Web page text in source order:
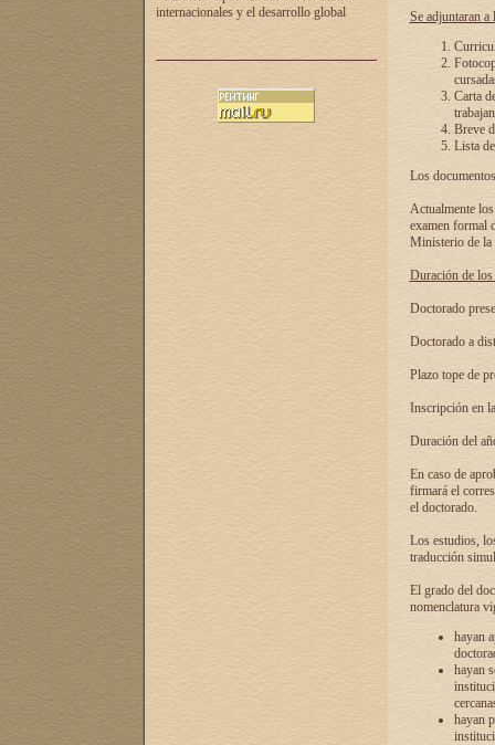
internacionales y el desarrollo global
Se adjuntaran a
Carta
Breve
Lista
Los
Actualmente
examen formal
Ministerio de la
Duración de
Doctorado
Doctorado a
Plazo tope de
Inscripción en
Duración del
En caso de
firmará el
el doctorado.
Los estudios,
traducción
El grado del
nomenclatura
hayan
hayan
hayan